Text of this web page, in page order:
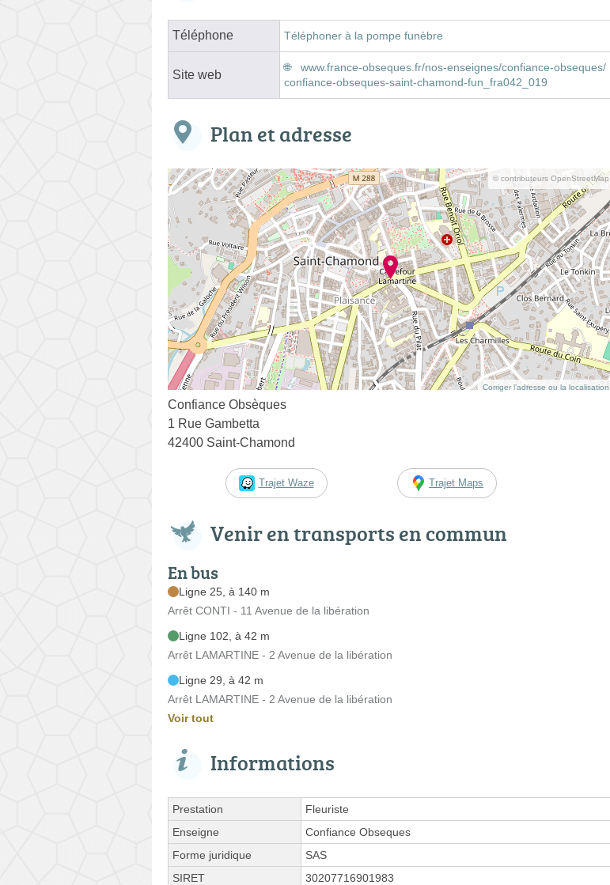
Téléphone Téléphoner à la pompe funèbre
Site web
www.france-obseques.fr/nos-enseignes/confiance-obseques/
confiance-obseques-saint-chamond-fun_fra042_019
Plan et adresse
© contributeurs OpenStreetMap
Corriger l’adresse ou la localisation
Confiance Obsèques
1 Rue Gambetta
42400 Saint-Chamond
Trajet Waze Trajet Maps
Venir en transports en commun
En bus
Ligne 25, à 140 m
Arrêt CONTI - 11 Avenue de la libération
Ligne 102, à 42 m
Arrêt LAMARTINE - 2 Avenue de la libération
Ligne 29, à 42 m
Arrêt LAMARTINE - 2 Avenue de la libération
Voir tout
Informations
Prestation
Fleuriste
Enseigne
Confiance Obseques
Forme juridique
SAS
SIRET
30207716901983